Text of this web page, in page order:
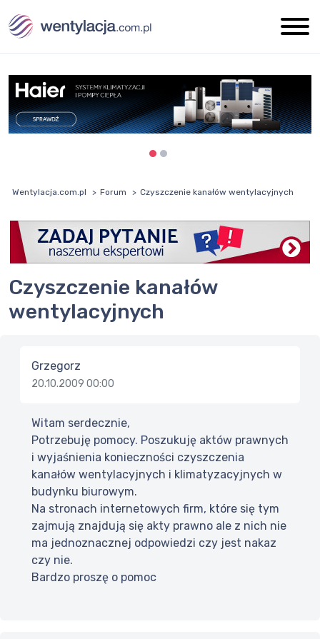
Wentylacja.com.pl Forum Czyszczenie kanałów wentylacyjnych
Czyszczenie kanałów
wentylacyjnych
Grzegorz
20.10.2009 00:00
Witam serdecznie,
Potrzebuję pomocy. Poszukuję aktów prawnych
i wyjaśnienia konieczności czyszczenia
kanałów wentylacyjnych i klimatyzacyjnych w
budynku biurowym.
Na stronach internetowych firm, które się tym
zajmują znajdują się akty prawno ale z nich nie
ma jednoznacznej odpowiedzi czy jest nakaz
czy nie.
Bardzo proszę o pomoc